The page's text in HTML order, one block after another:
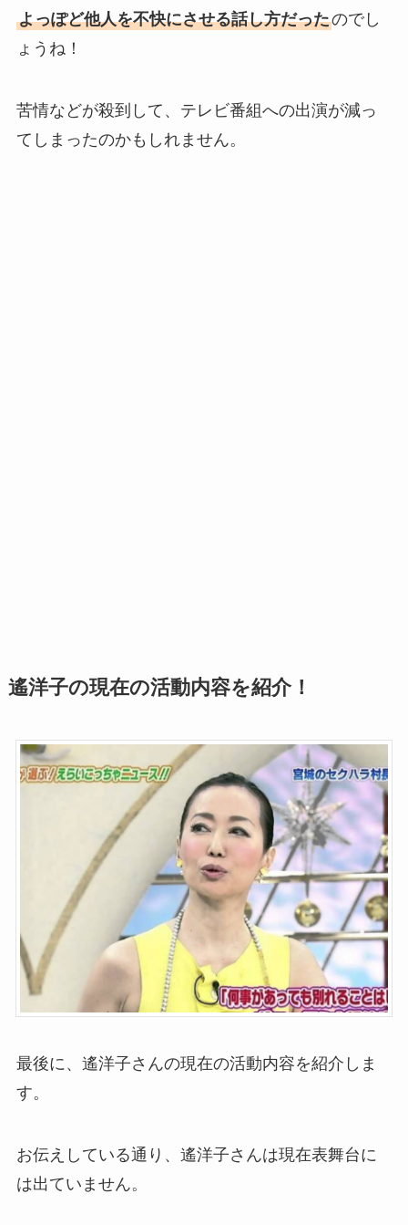
よっぽど他人を不快にさせる話し方だったのでし
ょうね！
苦情などが殺到して、テレビ番組への出演が減っ
てしまったのかもしれません。
遙洋子の現在の活動内容を紹介！
最後に、遙洋子さんの現在の活動内容を紹介しま
す。
お伝えしている通り、遙洋子さんは現在表舞台に
は出ていません。